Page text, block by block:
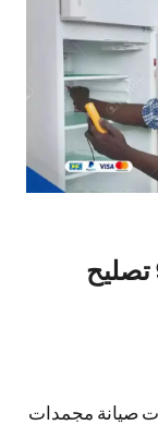
فني ثلاجات الواحة 98577272 تصليح
صيانة مجمدات